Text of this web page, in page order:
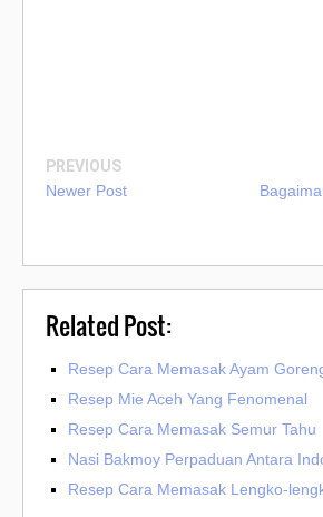
PREVIOUS
Newer Post
Related Post:
Resep Cara Memasak Ayam
Resep Mie Aceh Yang Fenomenal
Resep Cara Memasak Semur Tahu
Nasi Bakmoy Perpaduan Antara
Resep Cara Memasak Lengko-